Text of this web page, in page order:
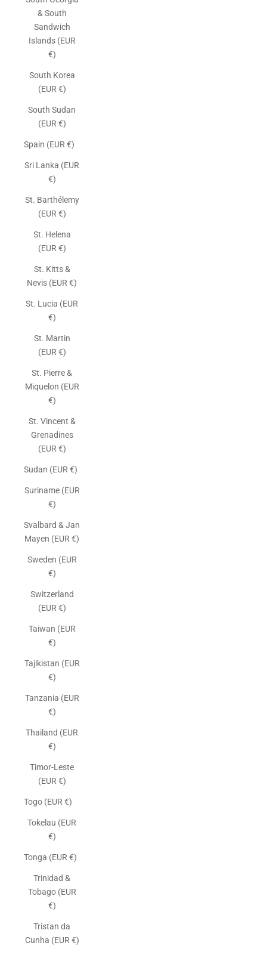
& South
Sandwich
Islands (EUR
€)
South Korea
(EUR €)
South Sudan
(EUR €)
Spain (EUR €)
Sri Lanka (EUR
€)
St. Barthélemy
(EUR €)
St. Helena
(EUR €)
St. Kitts &
Nevis (EUR €)
St. Lucia (EUR
€)
St. Martin
(EUR €)
St. Pierre &
Miquelon (EUR
€)
St. Vincent &
Grenadines
(EUR €)
Sudan (EUR €)
Suriname (EUR
€)
Svalbard & Jan
Mayen (EUR €)
Sweden (EUR
€)
Switzerland
(EUR €)
Taiwan (EUR
€)
Tajikistan (EUR
€)
Tanzania (EUR
€)
Thailand (EUR
€)
Timor-Leste
(EUR €)
Togo (EUR €)
Tokelau (EUR
€)
Tonga (EUR €)
Trinidad &
Tobago (EUR
€)
Tristan da
Cunha (EUR €)